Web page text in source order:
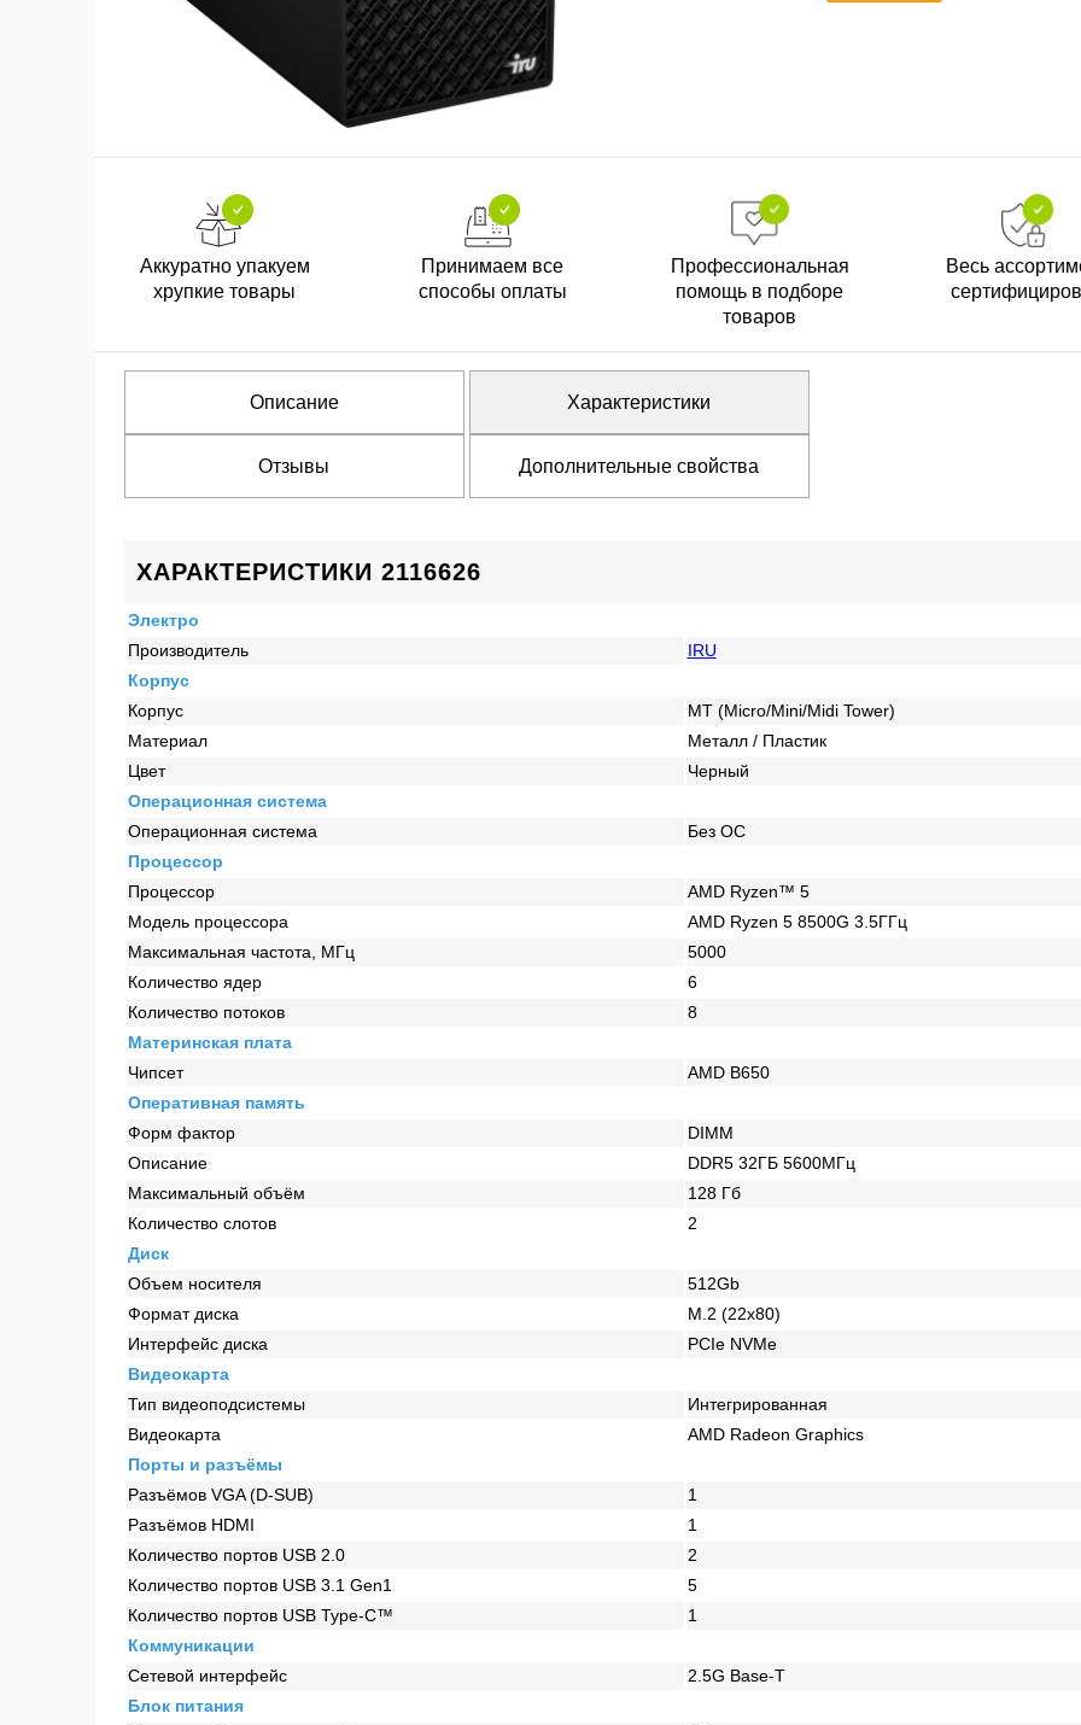
Аккуратно упакуем
хрупкие товары
Принимаем все
способы оплаты
Профессиональная
помощь в подборе
товаров
Весь
Описание Характеристики
Отзывы Дополнительные свойства
ХАРАКТЕРИСТИКИ 2116626
Электро
Производитель
IRU
Корпус
Корпус
MT (Micro/Mini/Midi Tower)
Материал
Металл / Пластик
Цвет
Черный
Операционная система
Операционная система
Без ОС
Процессор
Процессор
AMD Ryzen™ 5
Модель процессора
AMD Ryzen 5 8500G 3.5ГГц
Максимальная частота, МГц
5000
Количество ядер
6
Количество потоков
8
Материнская плата
Чипсет
AMD B650
Оперативная память
Форм фактор
DIMM
Описание
DDR5 32ГБ 5600МГц
Максимальный объём
128 Гб
Количество слотов
2
Диск
Объем носителя
512Gb
Формат диска
M.2 (22x80)
Интерфейс диска
PCIe NVMe
Видеокарта
Тип видеоподсистемы
Интегрированная
Видеокарта
AMD Radeon Graphics
Порты и разъёмы
Разъёмов VGA (D-SUB)
1
Разъёмов HDMI
1
Количество портов USB 2.0
2
Количество портов USB 3.1 Gen1
5
Количество портов USB Type-C™
1
Коммуникации
Сетевой интерфейс
2.5G Base-T
Блок питания